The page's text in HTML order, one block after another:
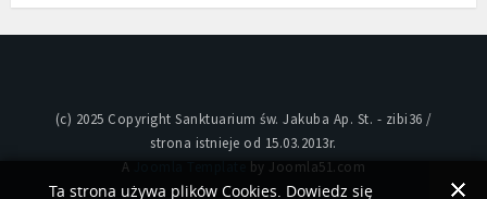
(c) 2025 Copyright Sanktuarium św. Jakuba Ap. St. - zibi36 /
strona istnieje od 15.03.2013r.
A
by Joomla51.com
Ta strona używa plików Cookies. Dowiedz się